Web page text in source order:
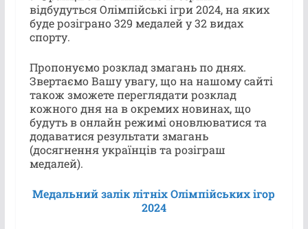
відбудуться Олімпійські ігри 2024, на яких
буде розіграно 329 медалей у 32 видах
спорту.
Пропонуємо розклад змагань по днях.
Звертаємо Вашу увагу, що на нашому сайті
також зможете переглядати розклад
кожного дня на в окремих новинах, що
будуть в онлайн режимі оновлюватися та
додаватися результати змагань
(досягнення українців та розіграш
медалей).
Медальний залік літніх Олімпійських ігор
2024